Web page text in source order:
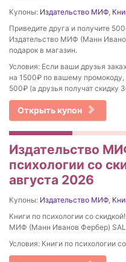
Купоны: Издательство МИФ,
Приведите друга и получите
Издательство МИФ (Манн
подарок в магазин.
Условия: Если ваши друзья
на 1500₽ по вашему
500₽ (а друзья получат скидку
Открыть купон
Издательство
психологии со
августа 2026
Купоны: Издательство МИФ,
Книги по психологии со
МИФ (Манн Иванов Фербер)
Условия: Книги по психологии